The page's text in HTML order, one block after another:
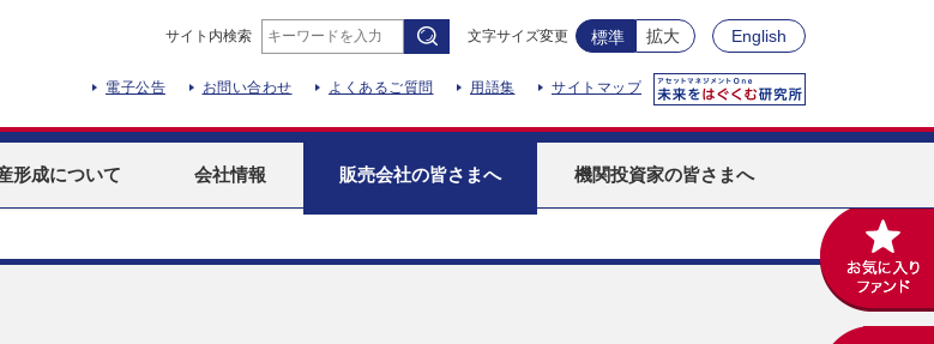
サイト内検索 文字サイズ変更 標準 拡大 English
電子公告 お問い合わせ よくあるご質問 用語集 サイトマップ
形成について 会社情報 販売会社の皆さまへ 機関投資家の皆さまへ